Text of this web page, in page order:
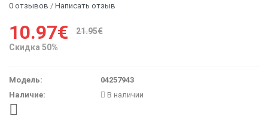
0 отзывов / Написать отзыв
10.97€
21.95€
Скидка 50%
Модель:
04257943
Наличие:
В наличии